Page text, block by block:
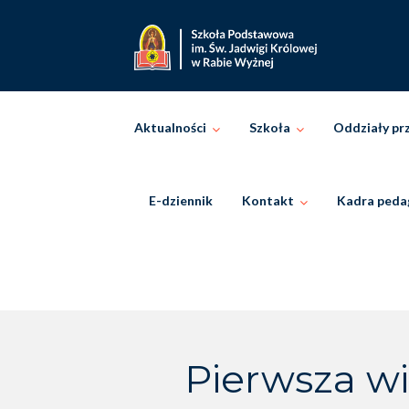
Aktualności Szkoła Oddziały
E-dziennik Kontakt Kadra
Pierwsza